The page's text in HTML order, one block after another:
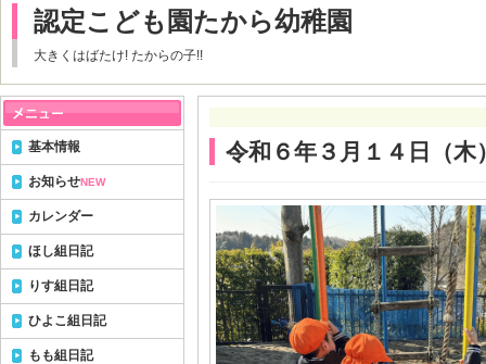
認定こども園たから幼稚園
大きくはばたけ! たからの子!!
令和６年３月１４日（木
基本情報
お知らせNEW
カレンダー
ほし組日記
りす組日記
ひよこ組日記
もも組日記